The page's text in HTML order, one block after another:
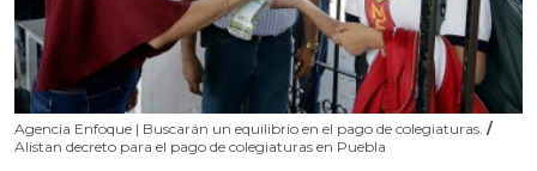
Agencia Enfoque | Buscarán un equilibrio en el pago de colegiaturas. /
Alistan decreto para el pago de colegiaturas en Puebla